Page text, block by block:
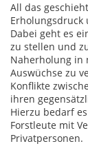
All das
Erholungsdruck
Dabei geht es
zu stellen und
Naherholung in
Auswüchse zu
Konflikte
ihren
Hierzu bedarf
Forstleute mit
Privatpersonen.